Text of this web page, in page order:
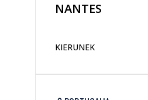
NANTES
KIERUNEK